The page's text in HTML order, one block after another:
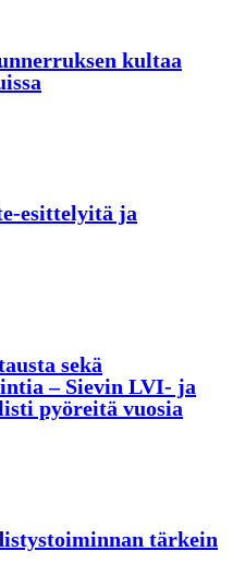
kultaa
esittelyitä ja
sekä
– Sievin LVI- ja
pyöreitä vuosia
tärkein